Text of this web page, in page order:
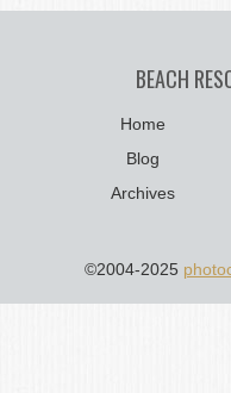
BEACH
Home
Blog
Archives
©2004-2025